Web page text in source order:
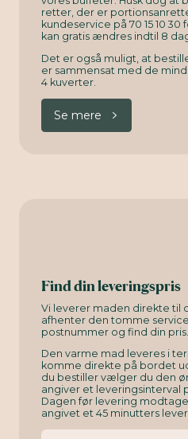
retter, der er
kundeservice på 70 15 10
kan gratis ændres indtil 8
Det er også muligt, at
er sammensat med de
4 kuverter.
Se mere
Find din leveringspris
Vi leverer maden direkte til
afhenter den tomme
postnummer og find din pris.
Den varme mad leveres i
komme direkte på bordet
du bestiller vælger du den
angiver et leveringsinterval
Dagen før levering
angivet et 45 minutters